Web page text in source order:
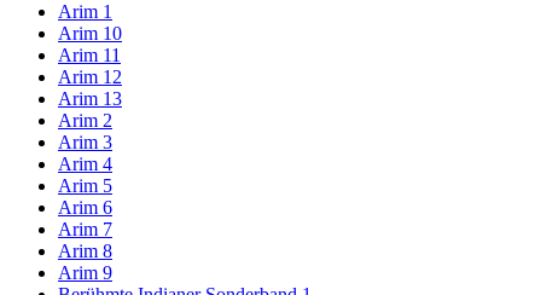
Arim 1
Arim 10
Arim 11
Arim 12
Arim 13
Arim 2
Arim 3
Arim 4
Arim 5
Arim 6
Arim 7
Arim 8
Arim 9